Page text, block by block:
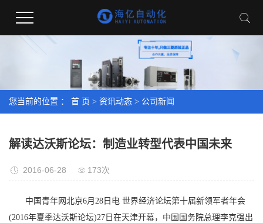
您当前的位置 ： 首 页 > 资讯动态 > 公司新闻
解读达沃斯论坛：制造业转型代表中国未来
2016-06-28 173次
中国青年网北京6月28日电 世界经济论坛第十届新领军者年会
(2016年夏季达沃斯论坛)27日在天津开幕，中国国务院总理李克强出